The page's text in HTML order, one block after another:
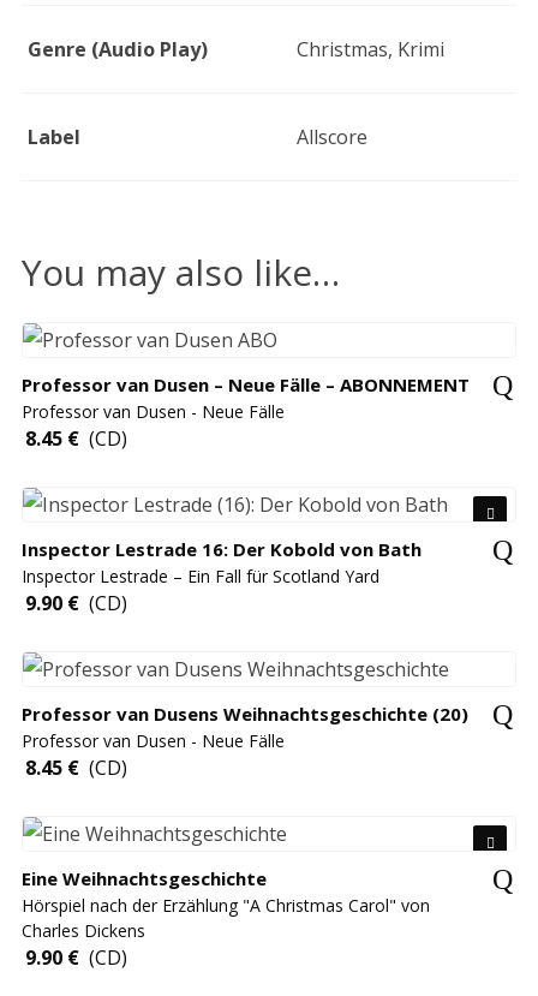
Genre (Audio Play) Christmas, Krimi
Label Allscore
You may also like…
Professor van Dusen – Neue Fälle – ABONNEMENT
Professor van Dusen - Neue Fälle
8.45 € (CD)
Inspector Lestrade 16: Der Kobold von Bath
Inspector Lestrade – Ein Fall für Scotland Yard
9.90 € (CD)
Professor van Dusens Weihnachtsgeschichte (20)
Professor van Dusen - Neue Fälle
8.45 € (CD)
Eine Weihnachtsgeschichte
Hörspiel nach der Erzählung "A Christmas Carol" von
Charles Dickens
9.90 € (CD)